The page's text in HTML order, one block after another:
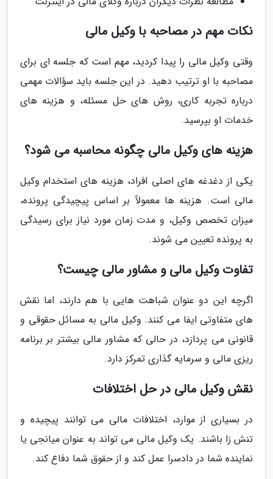
نکات مهم در مصاحبه با وکیل مالی
وقتی وکیل مالی را پیدا کردید، مهم است که جلسه ای برای
مصاحبه با او ترتیب دهید. در این جلسه باید سؤالات مهمی
درباره تجربه کاری، روش های حل مسئله، و هزینه های
خدمات او بپرسید.
هزینه های وکیل مالی چگونه محاسبه می شود؟
یکی از دغدغه های اصلی افراد، هزینه های استخدام وکیل
مالی است. هزینه ها معمولاً بر اساس پیچیدگی پرونده،
میزان تخصص وکیل، و مدت زمان مورد نیاز برای رسیدگی
به پرونده تعیین می شوند.
تفاوت وکیل مالی و مشاور مالی چیست؟
اگرچه این دو عنوان شباهت هایی با هم دارند، اما نقش
های متفاوتی ایفا می کنند. وکیل مالی به مسائل حقوقی و
قانونی می پردازد، در حالی که مشاور مالی بیشتر بر برنامه
ریزی مالی و سرمایه گذاری تمرکز دارد.
نقش وکیل مالی در حل اختلافات
در بسیاری از موارد، اختلافات مالی می توانند پیچیده و
تنش زا باشند. یک وکیل مالی می تواند به عنوان میانجی یا
نماینده شما در دادسرا عمل کند و از حقوق شما دفاع کند.